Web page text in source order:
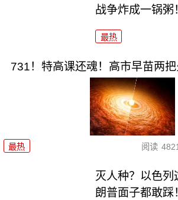
战争炸成一锅粥
最热
731！特高课还魂！高市早苗两
最热 阅读
灭人种？以色
朗普面子都敢踩